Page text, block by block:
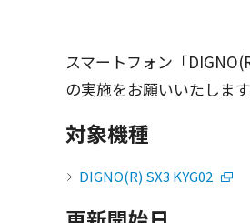
スマートフォン 「
の実施をお願いいたします
対象機種
DIGNO(R) SX3 KYG02